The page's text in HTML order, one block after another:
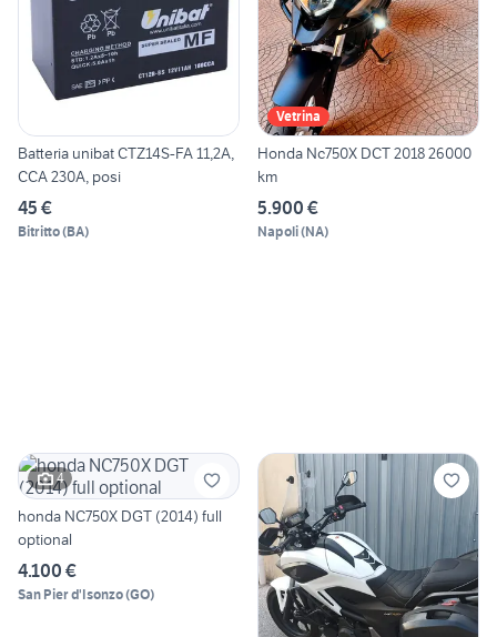
Batteria unibat CTZ14S-FA 11,2A,
CCA 230A, posi
45 €
Bitritto(BA)
Vetrina
Honda Nc750X DCT 2018 26000
km
5.900 €
Napoli(NA)
4
honda NC750X DGT (2014) full
optional
4.100 €
San Pier d'Isonzo(GO)